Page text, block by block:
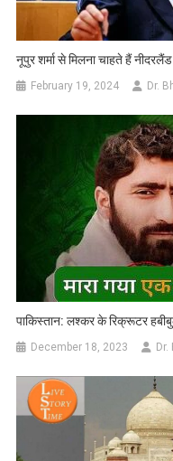
नूपुर शर्मा से मिलना चाहते हैं नीदरलैंड
February 19, 2024 Dr.
पाकिस्तान: लश्कर के रिक्रूटर
December 18, 2023